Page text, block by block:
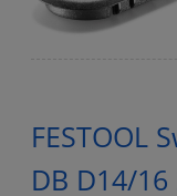
FESTOOL
DB D14/16